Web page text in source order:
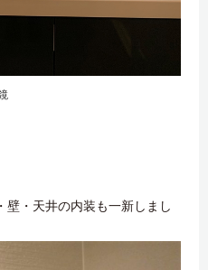
壁・天井の内装も一新しまし